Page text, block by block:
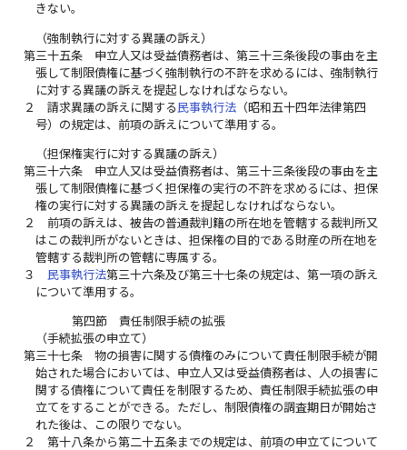
きない。
（強制執行に対する異議の訴え）
第三十五条
申立人又は受益債務者は、第三十三条後段の事由を主
張して制限債権に基づく強制執行の不許を求めるには、強制執行
に対する異議の訴えを提起しなければならない。
２
請求異議の訴えに関する民事執行法 （昭和五十四年法律第四
号）の規定は、前項の訴えについて準用する。
（担保権実行に対する異議の訴え）
第三十六条
申立人又は受益債務者は、第三十三条後段の事由を主
張して制限債権に基づく担保権の実行の不許を求めるには、担保
権の実行に対する異議の訴えを提起しなければならない。
２
前項の訴えは、被告の普通裁判籍の所在地を管轄する裁判所又
はこの裁判所がないときは、担保権の目的である財産の所在地を
管轄する裁判所の管轄に専属する。
３
民事執行法第三十六条及び第三十七条の規定は、第一項の訴え
について準用する。
第四節 責任制限手続の拡張
（手続拡張の申立て）
第三十七条
物の損害に関する債権のみについて責任制限手続が開
始された場合においては、申立人又は受益債務者は、人の損害に
関する債権について責任を制限するため、責任制限手続拡張の申
立てをすることができる。ただし、制限債権の調査期日が開始さ
れた後は、この限りでない。
２
第十八条から第二十五条までの規定は、前項の申立てについて